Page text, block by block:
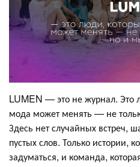
LUMEN — это не журнал. Это
мода может менять — не
Здесь нет случайных встреч,
пустых слов. Только истории,
задуматься, и команда,